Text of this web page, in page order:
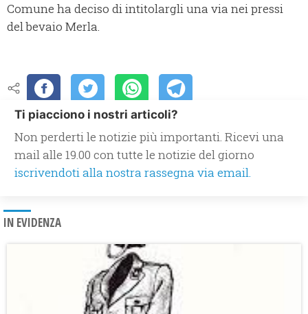
Comune ha deciso di intitolargli una via nei pressi
del bevaio Merla.
Ti piacciono i nostri articoli?
Non perderti le notizie più importanti. Ricevi una
mail alle 19.00 con tutte le notizie del giorno
iscrivendoti alla nostra rassegna via email.
IN EVIDENZA